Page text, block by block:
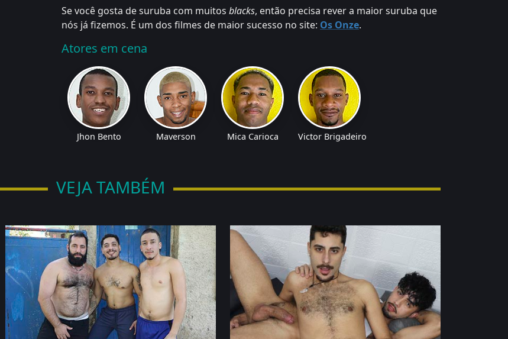
Se você gosta de suruba com muitos blacks, então precisa rever a maior suruba que
nós já fizemos. É um dos filmes de maior sucesso no site: Os Onze.
Atores em cena
Jhon Bento Maverson Mica Carioca Victor Brigadeiro
VEJA TAMBÉM